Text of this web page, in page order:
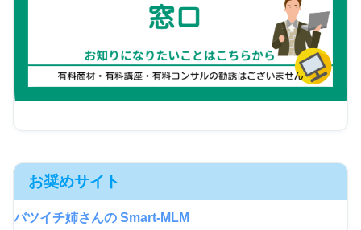
お奨めサイト
バツイチ姉さんの Smart-MLM